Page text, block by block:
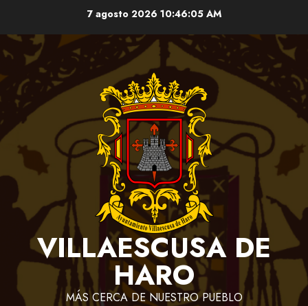
contenido
7 agosto 2026 10:46:05 AM
VILLAESCUSA DE
HARO
MÁS CERCA DE NUESTRO PUEBLO